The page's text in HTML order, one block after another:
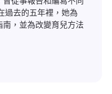
過去的五年裡，她為
，並為改變育兒方法